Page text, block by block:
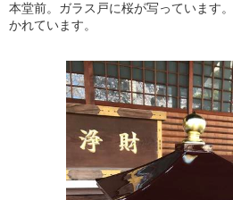
本堂前。ガラス戸に桜が写っています
かれています。